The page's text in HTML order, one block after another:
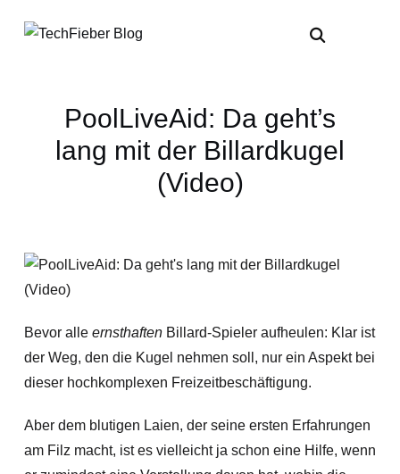
PoolLiveAid: Da geht’s
lang mit der Billardkugel
(Video)
Bevor alle ernsthaftenBillard-Spieler aufheulen: Klar ist
der Weg, den die Kugel nehmen soll, nur ein Aspekt bei
dieser hochkomplexen Freizeitbeschäftigung.
Aber dem blutigen Laien, der seine ersten Erfahrungen
am Filz macht, ist es vielleicht ja schon eine Hilfe, wenn